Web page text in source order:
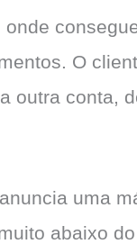
O
outra conta,
uma
abaixo